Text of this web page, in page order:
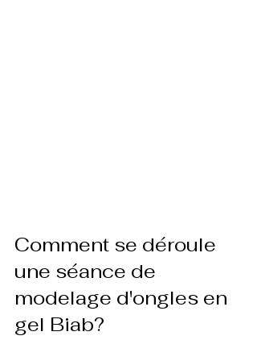
Comment se déroule
une séance de
modelage d'ongles en
gel Biab?